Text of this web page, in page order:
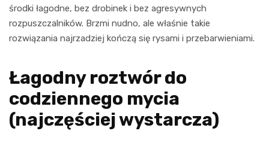
środki łagodne, bez drobinek i bez agresywnych
rozpuszczalników. Brzmi nudno, ale właśnie takie
rozwiązania najrzadziej kończą się rysami i przebarwieniami.
Łagodny roztwór do
codziennego mycia
(najczęściej wystarcza)